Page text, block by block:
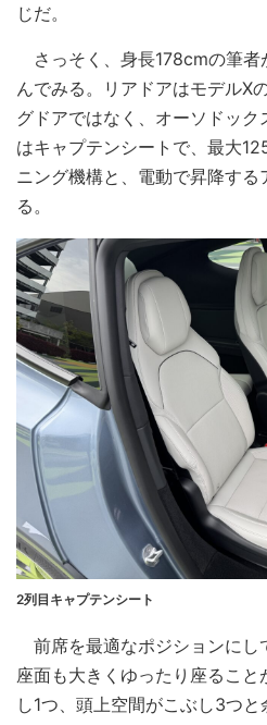
じだ。
さっそく、身長178cmの筆者
んでみる。リアドアはモデルX
グドアではなく、オーソドッ
はキャプテンシートで、最大
ニング機構と、電動で昇降す
る。
2列目キャプテンシート
前席を最適なポジションにし
座面も大きくゆったり座るこ
し1つ、頭上空間がこぶし3つと